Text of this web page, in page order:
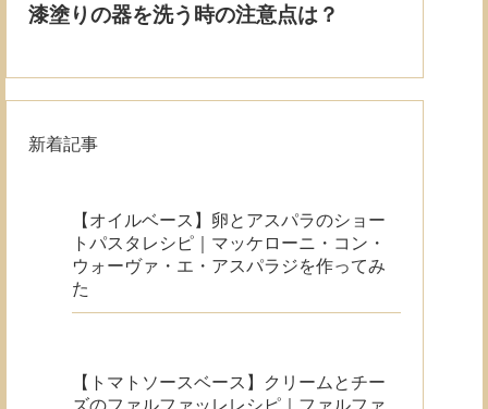
新着記事
【オイルベース】卵とアスパラのショー
トパスタレシピ｜マッケローニ・コン・
ウォーヴァ・エ・アスパラジを作ってみ
た
【トマトソースベース】クリームとチー
ズのファルファッレレシピ｜ファルファ